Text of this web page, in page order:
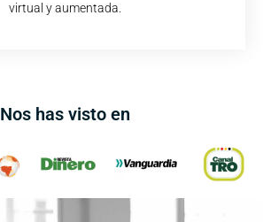
virtual y aumentada.
Nos has visto en